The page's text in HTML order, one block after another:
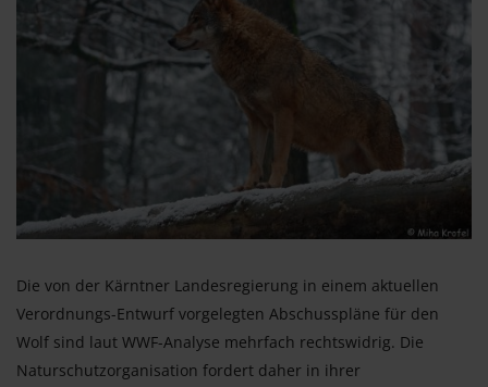
Die von der Kärntner Landesregierung in einem aktuellen
Verordnungs-Entwurf vorgelegten Abschusspläne für den
Wolf sind laut WWF-Analyse mehrfach rechtswidrig. Die
Naturschutzorganisation fordert daher in ihrer